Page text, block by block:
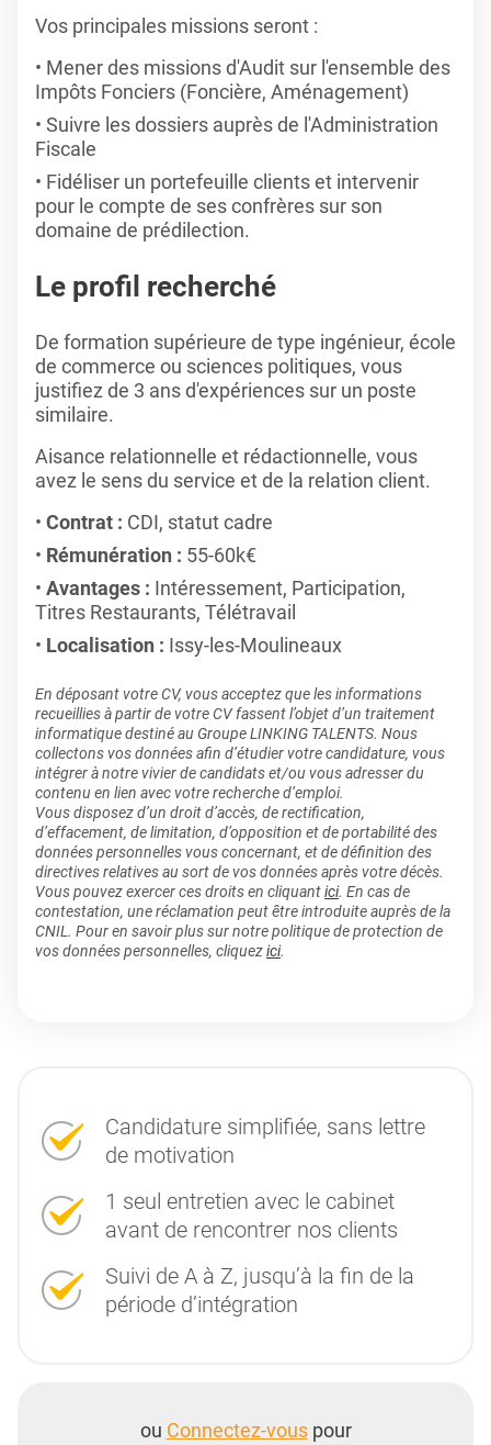
Vos principales missions seront :
Mener des missions d'Audit sur l'ensemble des
Impôts Fonciers (Foncière, Aménagement)
Suivre les dossiers auprès de l'Administration
Fiscale
Fidéliser un portefeuille clients et intervenir
pour le compte de ses confrères sur son
domaine de prédilection.
Le profil recherché
De formation supérieure de type ingénieur, école
de commerce ou sciences politiques, vous
justifiez de 3 ans d'expériences sur un poste
similaire.
Aisance relationnelle et rédactionnelle, vous
avez le sens du service et de la relation client.
Contrat : CDI, statut cadre
Rémunération : 55-60k€
Avantages : Intéressement, Participation,
Titres Restaurants, Télétravail
Localisation : Issy-les-Moulineaux
En déposant votre CV, vous acceptez que les informations
recueillies à partir de votre CV fassent l’objet d’un traitement
informatique destiné au Groupe LINKING TALENTS. Nous
collectons vos données afin d’étudier votre candidature, vous
intégrer à notre vivier de candidats et/ou vous adresser du
contenu en lien avec votre recherche d’emploi.
Vous disposez d’un droit d’accès, de rectification,
d’effacement, de limitation, d’opposition et de portabilité des
données personnelles vous concernant, et de définition des
directives relatives au sort de vos données après votre décès.
Vous pouvez exercer ces droits en cliquantici. En cas de
contestation, une réclamation peut être introduite auprès de la
CNIL. Pour en savoir plus sur notre politique de protection de
vos données personnelles, cliquezici.
Candidature simplifiée, sans lettre
de motivation
1 seul entretien avec le cabinet
avant de rencontrer nos clients
Suivi de A à Z, jusqu’à la fin de la
période d’intégration
ou Connectez-vouspour